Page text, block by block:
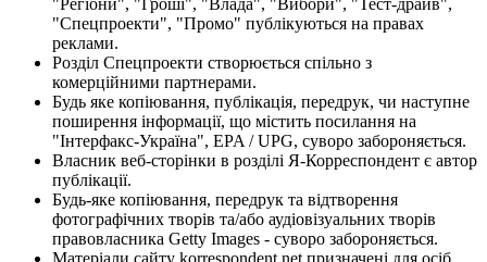
"Спецпроекти", "Промо" публікуються на правах
реклами.
Розділ Спецпроекти створюється спільно з
комерційними партнерами.
Будь яке копіювання, публікація, передрук, чи наступне
поширення інформації, що містить посилання на
"Інтерфакс-Україна", EPA / UPG, суворо забороняється.
Власник веб-сторінки в розділі Я-Корреспондент є автор
публікації.
Будь-яке копіювання, передрук та відтворення
фотографічних творів та/або аудіовізуальних творів
правовласника Getty Images - суворо забороняється.
Матеріали сайту korrespondent.net призначені для осіб